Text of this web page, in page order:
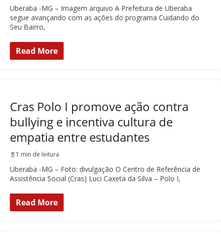
Uberaba -MG – Imagem arquivo A Prefeitura de Uberaba
segue avançando com as ações do programa Cuidando do
Seu Bairro,
Read More
Cras Polo I promove ação contra
bullying e incentiva cultura de
empatia entre estudantes
1 min de leitura
Uberaba -MG – Foto: divulgação O Centro de Referência de
Assistência Social (Cras) Luci Caxeta da Silva – Polo I,
Read More